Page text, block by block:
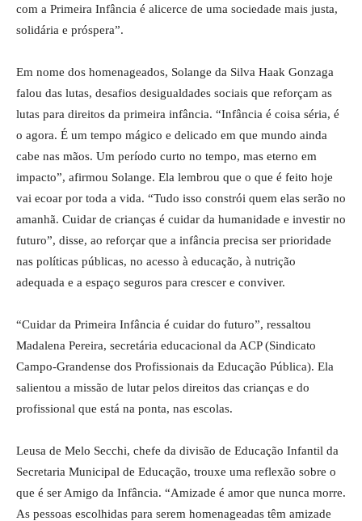
com a Primeira Infância é alicerce de uma sociedade mais justa,
solidária e próspera”.
Em nome dos homenageados, Solange da Silva Haak Gonzaga
falou das lutas, desafios desigualdades sociais que reforçam as
lutas para direitos da primeira infância. “Infância é coisa séria, é
o agora. É um tempo mágico e delicado em que mundo ainda
cabe nas mãos. Um período curto no tempo, mas eterno em
impacto”, afirmou Solange. Ela lembrou que o que é feito hoje
vai ecoar por toda a vida. “Tudo isso constrói quem elas serão no
amanhã. Cuidar de crianças é cuidar da humanidade e investir no
futuro”, disse, ao reforçar que a infância precisa ser prioridade
nas políticas públicas, no acesso à educação, à nutrição
adequada e a espaço seguros para crescer e conviver.
“Cuidar da Primeira Infância é cuidar do futuro”, ressaltou
Madalena Pereira, secretária educacional da ACP (Sindicato
Campo-Grandense dos Profissionais da Educação Pública). Ela
salientou a missão de lutar pelos direitos das crianças e do
profissional que está na ponta, nas escolas.
Leusa de Melo Secchi, chefe da divisão de Educação Infantil da
Secretaria Municipal de Educação, trouxe uma reflexão sobre o
que é ser Amigo da Infância. “Amizade é amor que nunca morre.
As pessoas escolhidas para serem homenageadas têm amizade